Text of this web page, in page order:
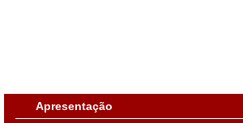
Apresentação